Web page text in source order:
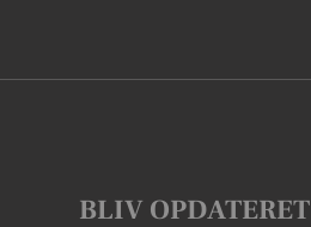
BLIV OPDATERET